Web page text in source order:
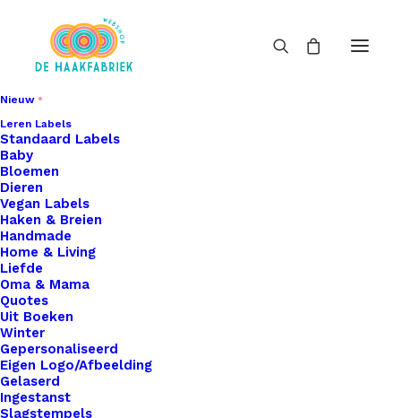
Nieuw
Leren Labels
Standaard Labels
Baby
Bloemen
Dieren
Vegan Labels
Haken & Breien
Handmade
Home & Living
Liefde
Oma & Mama
Quotes
Uit Boeken
Winter
Gepersonaliseerd
Eigen Logo/Afbeelding
Gelaserd
Ingestanst
Slagstempels